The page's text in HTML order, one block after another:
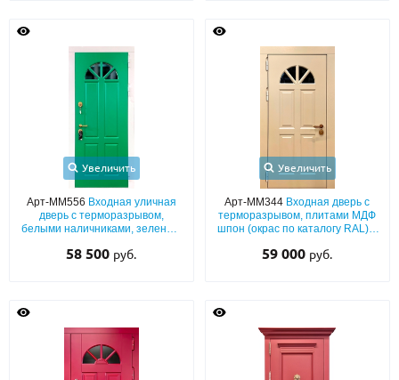
Увеличить
Арт-ММ556 Входная уличная
дверь с терморазрывом,
белыми наличниками, зеленым
полукруглым стеклом
58 500 руб.
Увеличить
Арт-ММ344 Входная дверь с
терморазрывом, плитами МДФ
шпон (окрас по каталогу RAL) с
59 000 руб.